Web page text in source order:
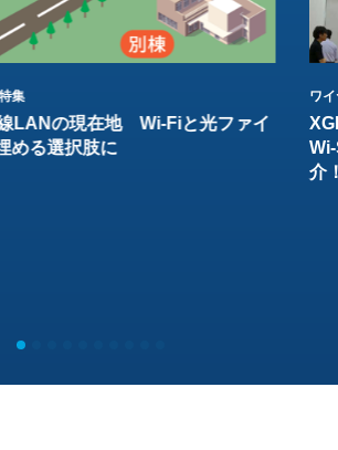
集
LANの現在地 Wi-Fiと光ファイ
める選択肢に
ワ
介